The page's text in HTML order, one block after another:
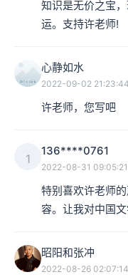
知识是无价之宝
运。支持许老师!
心静如水
2022-09-02 21:23:44
许老师，您写吧
1
136****0761
2022-08-31 09:05:21
特别喜欢许老师
容。让我对中国
昭阳和张冲
2022-08-26 02:07:14